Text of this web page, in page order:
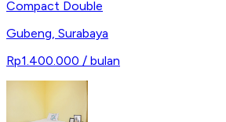
Compact Double
Gubeng Surabaya
Rp1.400.000 / bulan